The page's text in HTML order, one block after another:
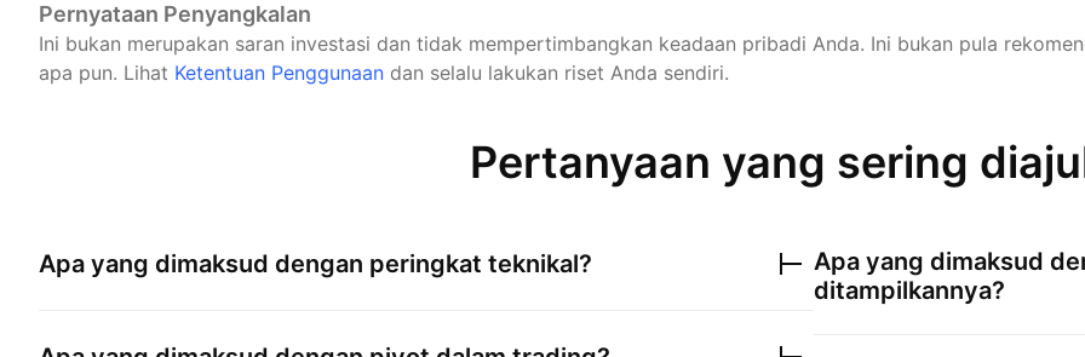
Pernyataan Penyangkalan
Ini bukan merupakan saran investasi dan tidak mempertimbangkan keadaan pribadi Anda. Ini bukan pula
apa pun. Lihat Ketentuan Penggunaan dan selalu lakukan riset Anda sendiri.
Pertanyaan yang sering
Apa yang dimaksud dengan peringkat teknikal?
Apa yang dimaksud
ditampilkannya?